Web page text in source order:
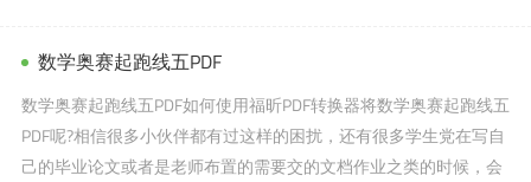
数学奥赛起跑线五PDF
数学奥赛起跑线五PDF如何使用福昕PDF转换器将数学奥赛起跑线五
PDF呢?相信很多小伙伴都有过这样的困扰，还有很多学生党在写自
己的毕业论文或者是老师布置的需要交的文档作业之类的时候，会